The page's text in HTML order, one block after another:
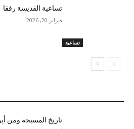
تساعية
تساعية القديسة رفقا
فبراير 20, 2026
تاريخ المسبحة ومن